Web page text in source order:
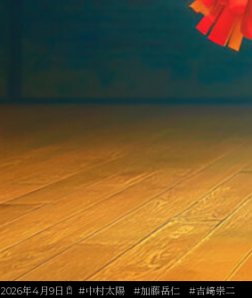
2026年4月9日 #中村太陽 #加藤岳仁 #吉﨑崇二